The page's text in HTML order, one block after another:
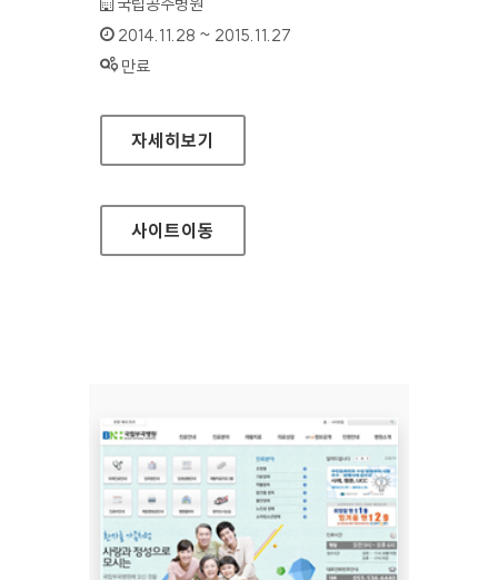
인증기간 :
2014.11.28 ~ 2015.11.27
상태 :
만료
국립공주병원 홈페이지
자세히보기
사이트이동